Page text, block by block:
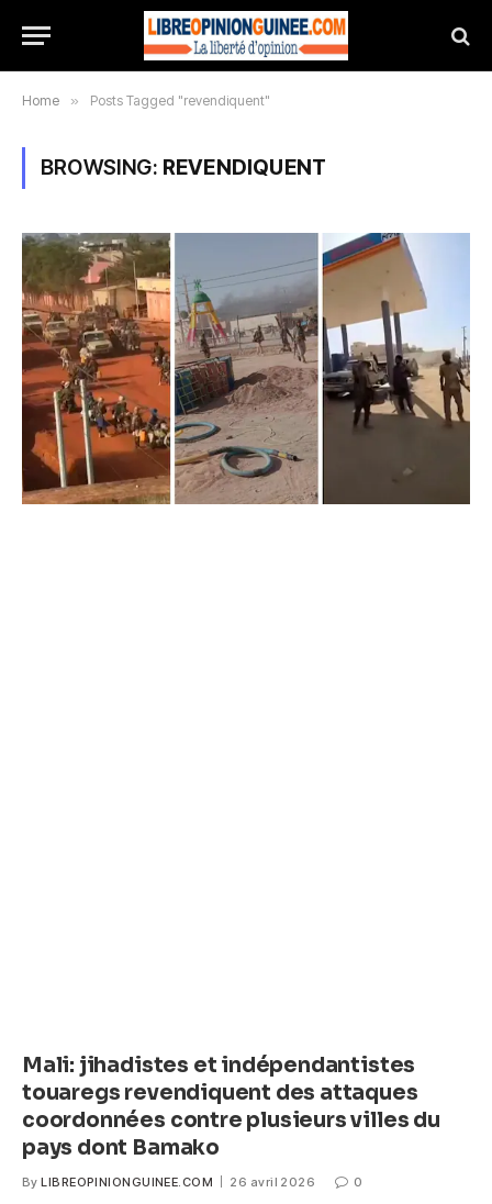
Home » Posts Tagged "revendiquent"
BROWSING: REVENDIQUENT
Mali: jihadistes et indépendantistes
touaregs revendiquent des attaques
coordonnées contre plusieurs villes du
pays dont Bamako
By LIBREOPINIONGUINEE.COM 26 avril 2026 0